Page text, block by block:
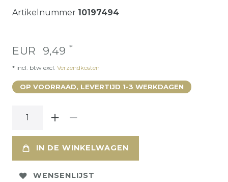
Artikelnummer 10197494
EUR 9,49 *
* incl. btw excl. Verzendkosten
OP VOORRAAD, LEVERTIJD 1-3 WERKDAGEN
IN DE WINKELWAGEN
WENSENLIJST